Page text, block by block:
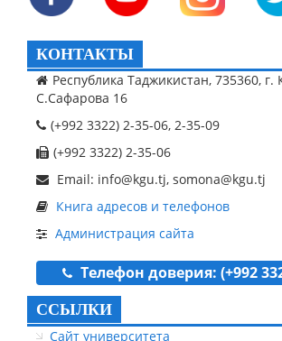
КОНТАКТЫ
Республика Таджикистан, 735360, г.
С.Сафарова 16
(+992 3322) 2-35-06, 2-35-09
(+992 3322) 2-35-06
Email: info@kgu.tj, somona@kgu.tj
Книга адресов и телефонов
Администрация сайта
Телефон доверия: (+992
ССЫЛКИ
Сайт университета